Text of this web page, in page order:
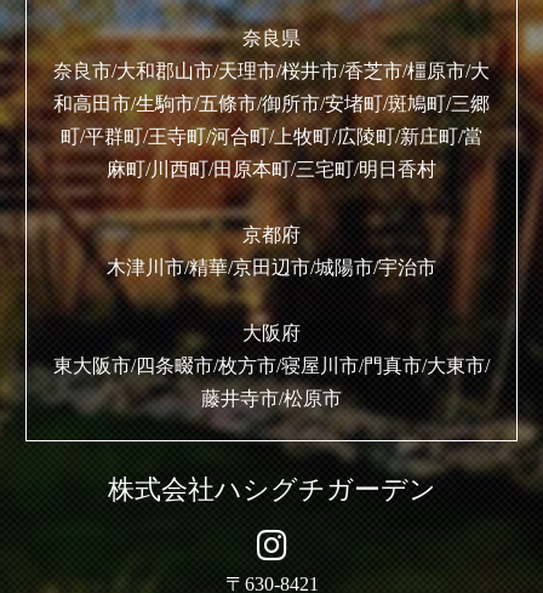
奈良県
奈良市/大和郡山市/天理市/桜井市/香芝市/橿原市/大
和高田市/生駒市/五條市/御所市/安堵町/斑鳩町/三郷
町/平群町/王寺町/河合町/上牧町/広陵町/新庄町/當
麻町/川西町/田原本町/三宅町/明日香村
京都府
木津川市/精華/京田辺市/城陽市/宇治市
大阪府
東大阪市/四条畷市/枚方市/寝屋川市/門真市/大東市/
藤井寺市/松原市
株式会社ハシグチガーデン
〒630-8421